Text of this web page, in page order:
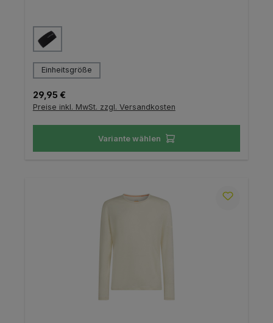
Farbe
Größeauswählen
Einheitsgröße
Regulärer Preis:
29,95 €
Preise inkl. MwSt. zzgl. Versandkosten
Variante wählen